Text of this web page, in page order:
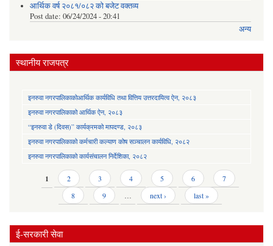
आर्थिक वर्ष २०८१/०८२ को बजेट वक्तव्य
Post date: 06/24/2024 - 20:41
अन्य
स्थानीय राजपत्र
इनरुवा नगरपालिकाकोआर्थिक कार्यविधि तथा वित्तिय उत्तरदायित्व ऐन, २०८३
इनरुवा नगरपालिकाको आर्थिक ऐन, २०८३
“इनरुवा डे (दिवस)” कार्यक्रमको मापदण्ड, २०८३
इनरुवा नगरपालिकाको कर्मचारी कल्याण कोष सञ्चालन कार्यविधि, २०८२
इनरुवा नगरपालिकाको कार्यसंचालन निर्देशिका, २०८२
Pages1 2 3 4 5 6
7
8
9 … next › last »
ई-सरकारी सेवा